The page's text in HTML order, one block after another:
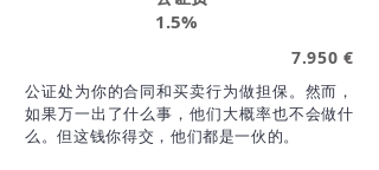
1.5%
7.950 €
公证处为你的合同和买卖行为做担保。然而，
如果万一出了什么事，他们大概率也不会做什
么。但这钱你得交，他们都是一伙的。